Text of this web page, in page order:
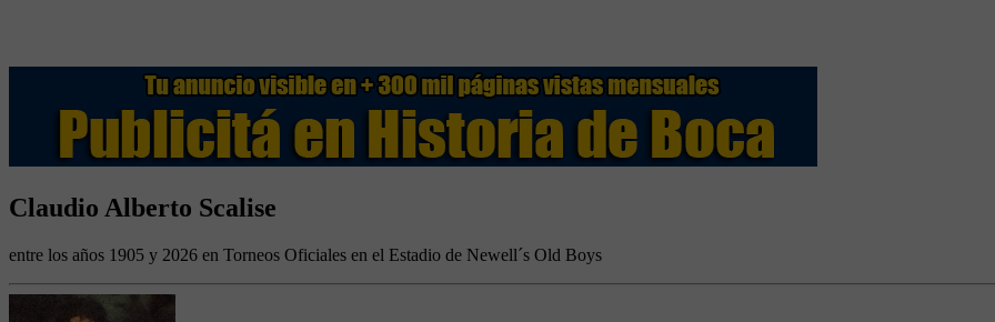
Claudio Alberto Scalise
entre los años 1905 y 2026 en Torneos Oficiales en el Estadio de Newell´s Old Boys